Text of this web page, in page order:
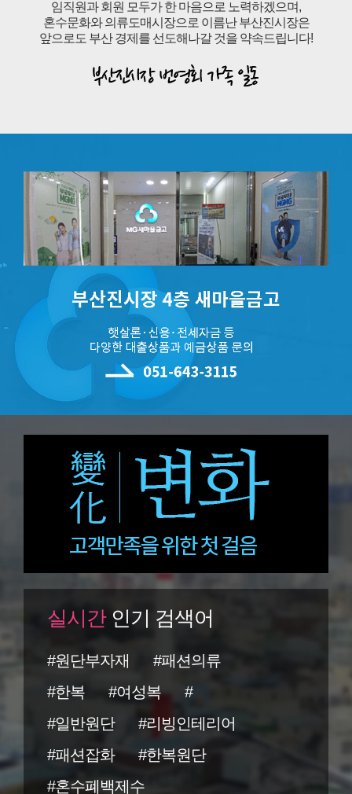
임직원과 회원 모두가 한 마음으로 노력하겠으며,
혼수문화와 의류도매시장으로 이름난 부산진시장은
앞으로도 부산 경제를 선도해나갈 것을 약속드립니다!
실시간인기 검색어
#원단부자재
#패션의류
#한복
#여성복
#
#일반원단
#리빙인테리어
#패션잡화
#한복원단
#혼수폐백제수